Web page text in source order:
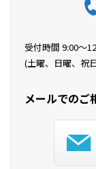
受付時間 9:00～
(土曜、日曜、祝
メールでのご